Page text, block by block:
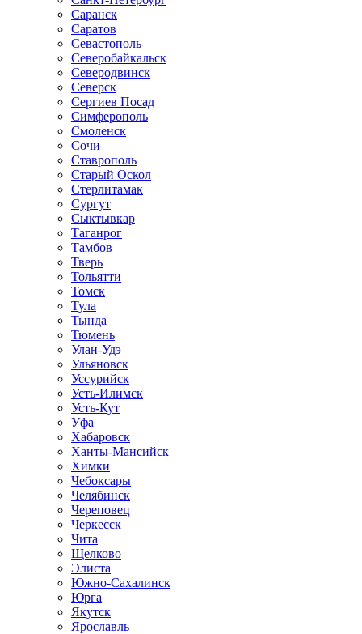
Саранск
Саратов
Севастополь
Северобайкальск
Северодвинск
Северск
Сергиев Посад
Симферополь
Смоленск
Сочи
Ставрополь
Старый Оскол
Стерлитамак
Сургут
Сыктывкар
Таганрог
Тамбов
Тверь
Тольятти
Томск
Тула
Тында
Тюмень
Улан-Удэ
Ульяновск
Уссурийск
Усть-Илимск
Усть-Кут
Уфа
Хабаровск
Ханты-Мансийск
Химки
Чебоксары
Челябинск
Череповец
Черкесск
Чита
Щелково
Элиста
Южно-Сахалинск
Юрга
Якутск
Ярославль